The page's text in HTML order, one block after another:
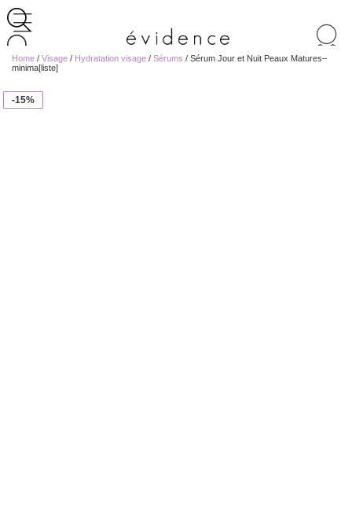
de
produits
Home / Visage / Hydratation visage / Sérums / Sérum Jour et Nuit Peaux Matures–
minima[liste]
-15%